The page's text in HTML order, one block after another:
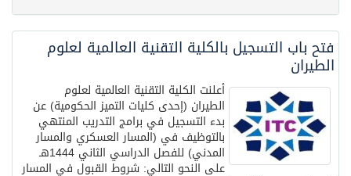
فتح باب التسجيل بالكلية التقنية العالمية لعلوم
الطيران
أعلنت الكلية التقنية العالمية لعلوم
الطيران (إحدى كليات التميز الحكومية) عن
بدء التسجيل في برامج التدريب المنتهي
بالتوظيف في (المسار العسكري والمسار
المدني) للفصل الدراسي الثاني 1444هـ
على النحو التالي: شروط القبول في المسار